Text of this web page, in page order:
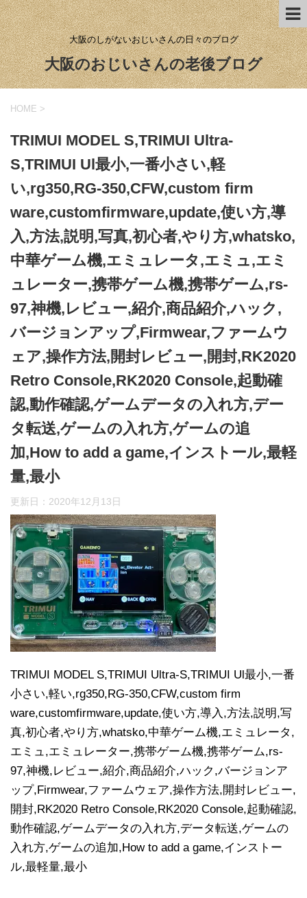
大阪のしがないおじいさんの日々のブログ
大阪のおじいさんの老後ブログ
HOME >
TRIMUI MODEL S,TRIMUI Ultra-
S,TRIMUI Ul最小,一番小さい,軽
い,rg350,RG-350,CFW,custom firm
ware,customfirmware,update,使い方,導
入,方法,説明,写真,初心者,やり方,whatsko,
中華ゲーム機,エミュレータ,エミュ,エミ
ュレーター,携帯ゲーム機,携帯ゲーム,rs-
97,神機,レビュー,紹介,商品紹介,ハック,
バージョンアップ,Firmwear,ファームウ
ェア,操作方法,開封レビュー,開封,RK2020
Retro Console,RK2020 Console,起動確
認,動作確認,ゲームデータの入れ方,デー
タ転送,ゲームの入れ方,ゲームの追
加,How to add a game,インストール,最軽
量,最小
更新日： 2020年12月13日
TRIMUI MODEL S,TRIMUI Ultra-S,TRIMUI Ul最小,一番
小さい,軽い,rg350,RG-350,CFW,custom firm
ware,customfirmware,update,使い方,導入,方法,説明,写
真,初心者,やり方,whatsko,中華ゲーム機,エミュレータ,
エミュ,エミュレーター,携帯ゲーム機,携帯ゲーム,rs-
97,神機,レビュー,紹介,商品紹介,ハック,バージョンア
ップ,Firmwear,ファームウェア,操作方法,開封レビュー,
開封,RK2020 Retro Console,RK2020 Console,起動確認,
動作確認,ゲームデータの入れ方,データ転送,ゲームの
入れ方,ゲームの追加,How to add a game,インストー
ル,最軽量,最小